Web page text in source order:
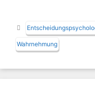
Schlagwörter
Wahrnehmung